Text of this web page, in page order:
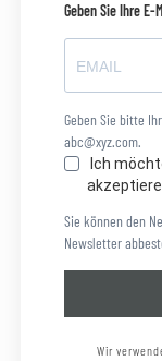
Geben Sie Ihre
Geben Sie bitte
abc@xyz.com.
Ich
Sie können den
Newsletter
Wir